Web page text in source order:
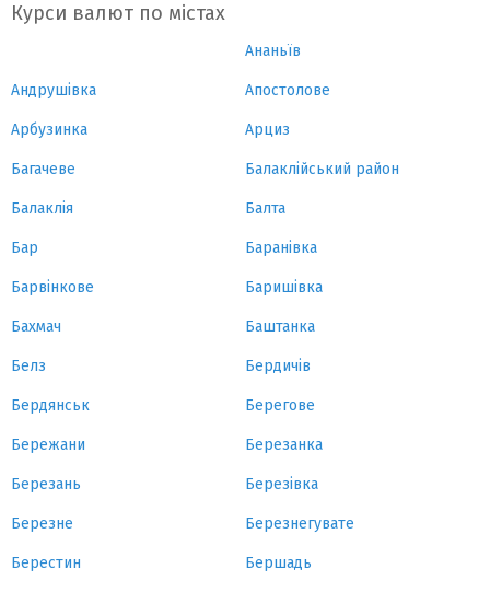
Курси валют по містах
Ананьїв
Андрушівка Апостолове
Арбузинка Арциз
Багачеве Балаклійський район
Балаклія Балта
Бар Баранівка
Барвінкове Баришівка
Бахмач Баштанка
Белз Бердичів
Бердянськ Берегове
Бережани Березанка
Березань Березівка
Березне Березнегувате
Берестин Бершадь